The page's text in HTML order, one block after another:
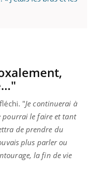
"Je continuerai à
pourrai le faire et tant
de prendre du
plus parler ou
la fin de vie